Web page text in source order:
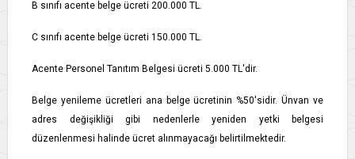
B sınıfı acente belge ücreti 200.000 TL.
C sınıfı acente belge ücreti 150.000 TL.
Acente Personel Tanıtım Belgesi ücreti 5.000 TL'dir.
Belge yenileme ücretleri ana belge ücretinin %50'sidir. Ünvan ve
adres değişikliği gibi nedenlerle yeniden yetki belgesi
düzenlenmesi halinde ücret alınmayacağı belirtilmektedir.